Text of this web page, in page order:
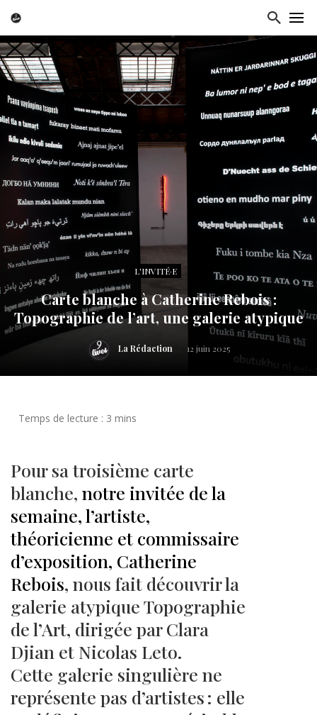
L'INVITÉ·E
Carte blanche à Catherine Rebois :
Topographie de l’art, une galerie atypique
La Rédaction 12 juin 2025
Pour sa troisième carte
blanche, notre invitée de la
semaine, l’artiste,
théoricienne et commissaire
d’exposition, Catherine
Rebois, nous fait découvrir la
galerie atypique Topographie
de l’Art, dirigée par Clara
Djian et Nicolas Leto.
Cette galerie singulière ne
représente pas d’artistes : elle